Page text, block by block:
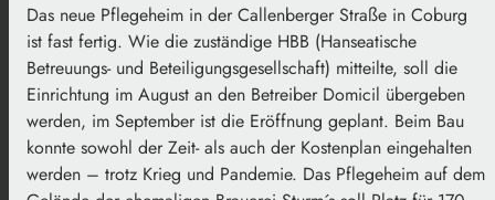
Das neue Pflegeheim in der Callenberger Straße in Coburg
ist fast fertig. Wie die zuständige HBB (Hanseatische
Betreuungs- und Beteiligungsgesellschaft) mitteilte, soll die
Einrichtung im August an den Betreiber Domicil übergeben
werden, im September ist die Eröffnung geplant. Beim Bau
konnte sowohl der Zeit- als auch der Kostenplan eingehalten
werden – trotz Krieg und Pandemie. Das Pflegeheim auf dem